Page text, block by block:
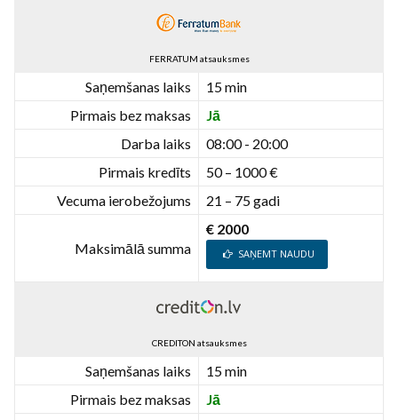
FERRATUM atsauksmes
Saņemšanas laiks
15 min
Pirmais bez maksas
Jā
Darba laiks
08:00 - 20:00
Pirmais kredīts
50 – 1000 €
Vecuma ierobežojums
21 – 75 gadi
Maksimālā summa
€ 2000
SAŅEMT NAUDU
CREDITON atsauksmes
Saņemšanas laiks
15 min
Pirmais bez maksas
Jā